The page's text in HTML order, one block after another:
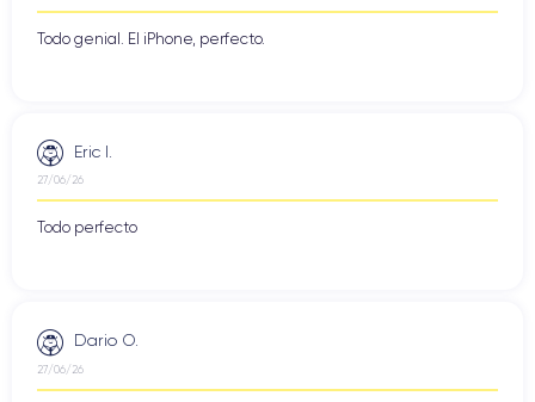
Todo genial. El iPhone, perfecto.
Eric I.
27/06/26
Todo perfecto
Dario O.
27/06/26